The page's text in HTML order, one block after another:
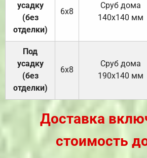
усадку
(без
отделки)
6х8
Cруб дома
140х140 мм
Под
усадку
(без
отделки)
6х8
Cруб дома
190х140 мм
Доставка
стоимость